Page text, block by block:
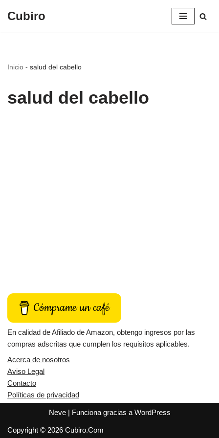
Cubiro
Inicio - salud del cabello
salud del cabello
Cómprame un café
En calidad de Afiliado de Amazon, obtengo ingresos por las
compras adscritas que cumplen los requisitos aplicables.
Acerca de nosotros
Aviso Legal
Contacto
Políticas de privacidad
Neve| Funciona gracias a WordPress
Copyright © 2026 Cubiro.Com